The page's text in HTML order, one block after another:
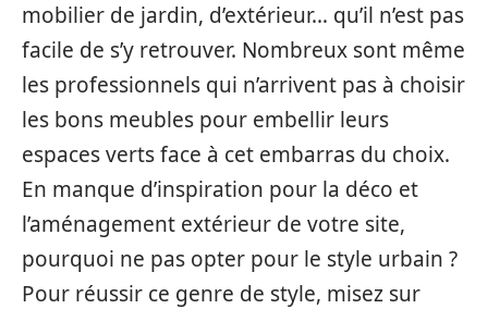
mobilier de jardin, d’extérieur… qu’il n’est pas
facile de s’y retrouver. Nombreux sont même
les professionnels qui n’arrivent pas à choisir
les bons meubles pour embellir leurs
espaces verts face à cet embarras du choix.
En manque d’inspiration pour la déco et
l’aménagement extérieur de votre site,
pourquoi ne pas opter pour le style urbain ?
Pour réussir ce genre de style, misez sur